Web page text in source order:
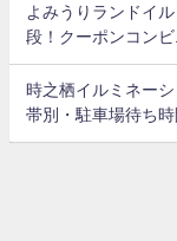
よみうりランドイ
段！クーポンコン
時之栖イルミネー
帯別・駐車場待ち時